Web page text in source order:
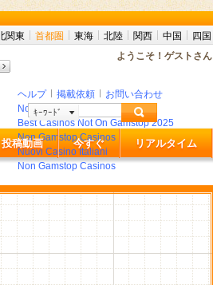
関東 首都圏 東海 北陸 関西 中国 四国
リ系
戻る
ようこそ！ゲストさん
ヘルプ 掲載依頼
お問い合わせ
Non Gamstop Casinos
Best Casinos Not On Gamstop 2025
Non Gamstop Casinos
Nuovi Casino Italiani
Non Gamstop Casinos
ｷｰﾜｰﾄﾞ
投稿動画 今すぐ リアルタイム